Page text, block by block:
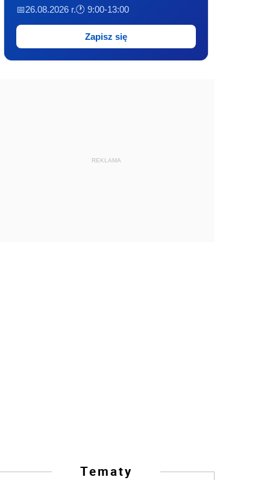
📅26.08.2026 r.🕐 9:00-13:00
Zapisz się
REKLAMA
Tematy